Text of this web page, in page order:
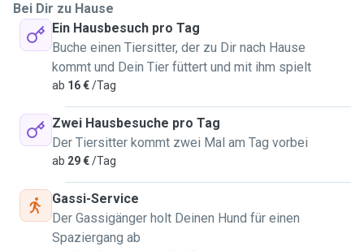
Kanner zwou Kanengecher, Schildkröten, Fesch an eng Raat.
Ech beäntweren ganz gären är weider Froen an ech geif
mech immens freehen vun irch ze heieren, an dann och
eventuell op ärt Deier/är Deieren dierfen opzepassen!
Grousse Merci am Viraus.
Leif Greiss,
Lynn ✨️
Bonjour à tous ! 😃 Je m'appelle Lynn, j'ai 32 ans et je vis à
Fousbann. J'ai 2 chats (frères) nés en février 2021 que j'ai
adoptés chez Anima Pro Terra Letzebuerg à l'été 2021. J'ai
Bei Dir zu Hause
Ein Hausbesuch pro Tag
Buche einen Tiersitter, der zu Dir nach Hause
kommt und Dein Tier füttert und mit ihm spielt
ab 16 €/Tag
Zwei Hausbesuche pro Tag
Der Tiersitter kommt zwei Mal am Tag vorbei
ab 29 €/Tag
Gassi-Service
Der Gassigänger holt Deinen Hund für einen
Spaziergang ab